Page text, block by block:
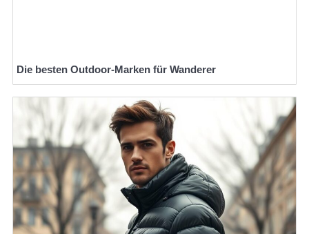
Die besten Outdoor-Marken für Wanderer